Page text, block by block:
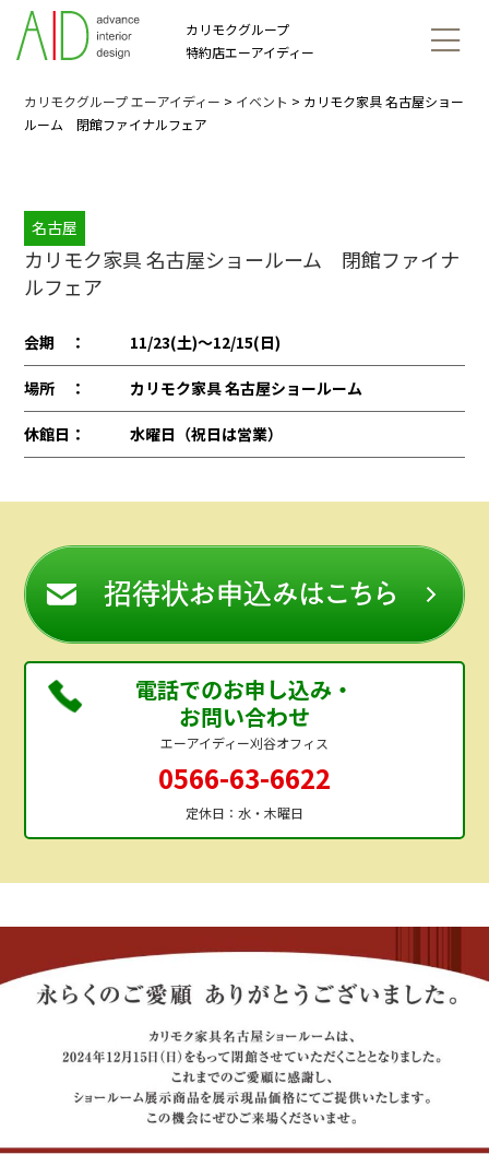
カリモクグループ
特約店エーアイディー
カリモクグループ エーアイディー > イベント > カリモク家具 名古屋ショー
ルーム 閉館ファイナルフェア
名古屋
カリモク家具 名古屋ショールーム 閉館ファイナ
ルフェア
会期 ： 11/23(土)〜12/15(日)
場所 ： カリモク家具 名古屋ショールーム
休館日： 水曜日（祝日は営業）
電話でのお申し込み・
お問い合わせ
エーアイディー刈谷オフィス
0566-63-6622
定休日：水・木曜日